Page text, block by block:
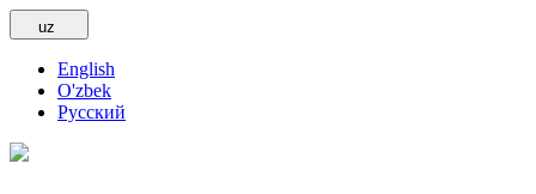
uz
English
O'zbek
Русский